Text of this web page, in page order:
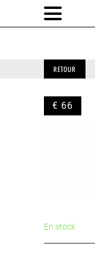
RETOUR
€ 66
En stock